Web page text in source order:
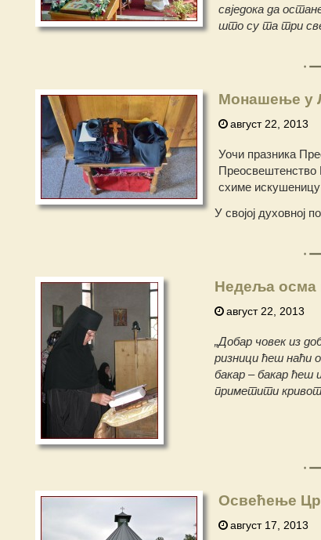
свједока да
што су та три
Монашење у
август 22, 2013
Уочи празника
Преосвештенство
схиме
У својој духовној
Недеља осма
август 22, 2013
„Добар човек из
ризници ћеш наћи
бакар – бакар ћеш
приметити
Освећење
август 17, 2013